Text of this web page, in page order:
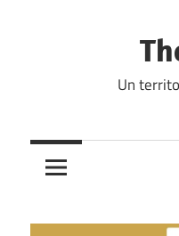
Un